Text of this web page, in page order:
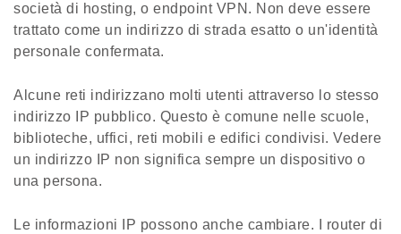
società di hosting, o endpoint VPN. Non deve essere
trattato come un indirizzo di strada esatto o un'identità
personale confermata.
Alcune reti indirizzano molti utenti attraverso lo stesso
indirizzo IP pubblico. Questo è comune nelle scuole,
biblioteche, uffici, reti mobili e edifici condivisi. Vedere
un indirizzo IP non significa sempre un dispositivo o
una persona.
Le informazioni IP possono anche cambiare. I router di